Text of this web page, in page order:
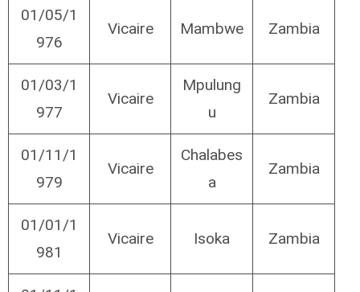
01/05/1
976
Vicaire Mambwe Zambia
01/03/1
977
Vicaire
Mpulung
u
Zambia
01/11/1
979
Vicaire
Chalabes
a
Zambia
01/01/1
981
Vicaire Isoka Zambia